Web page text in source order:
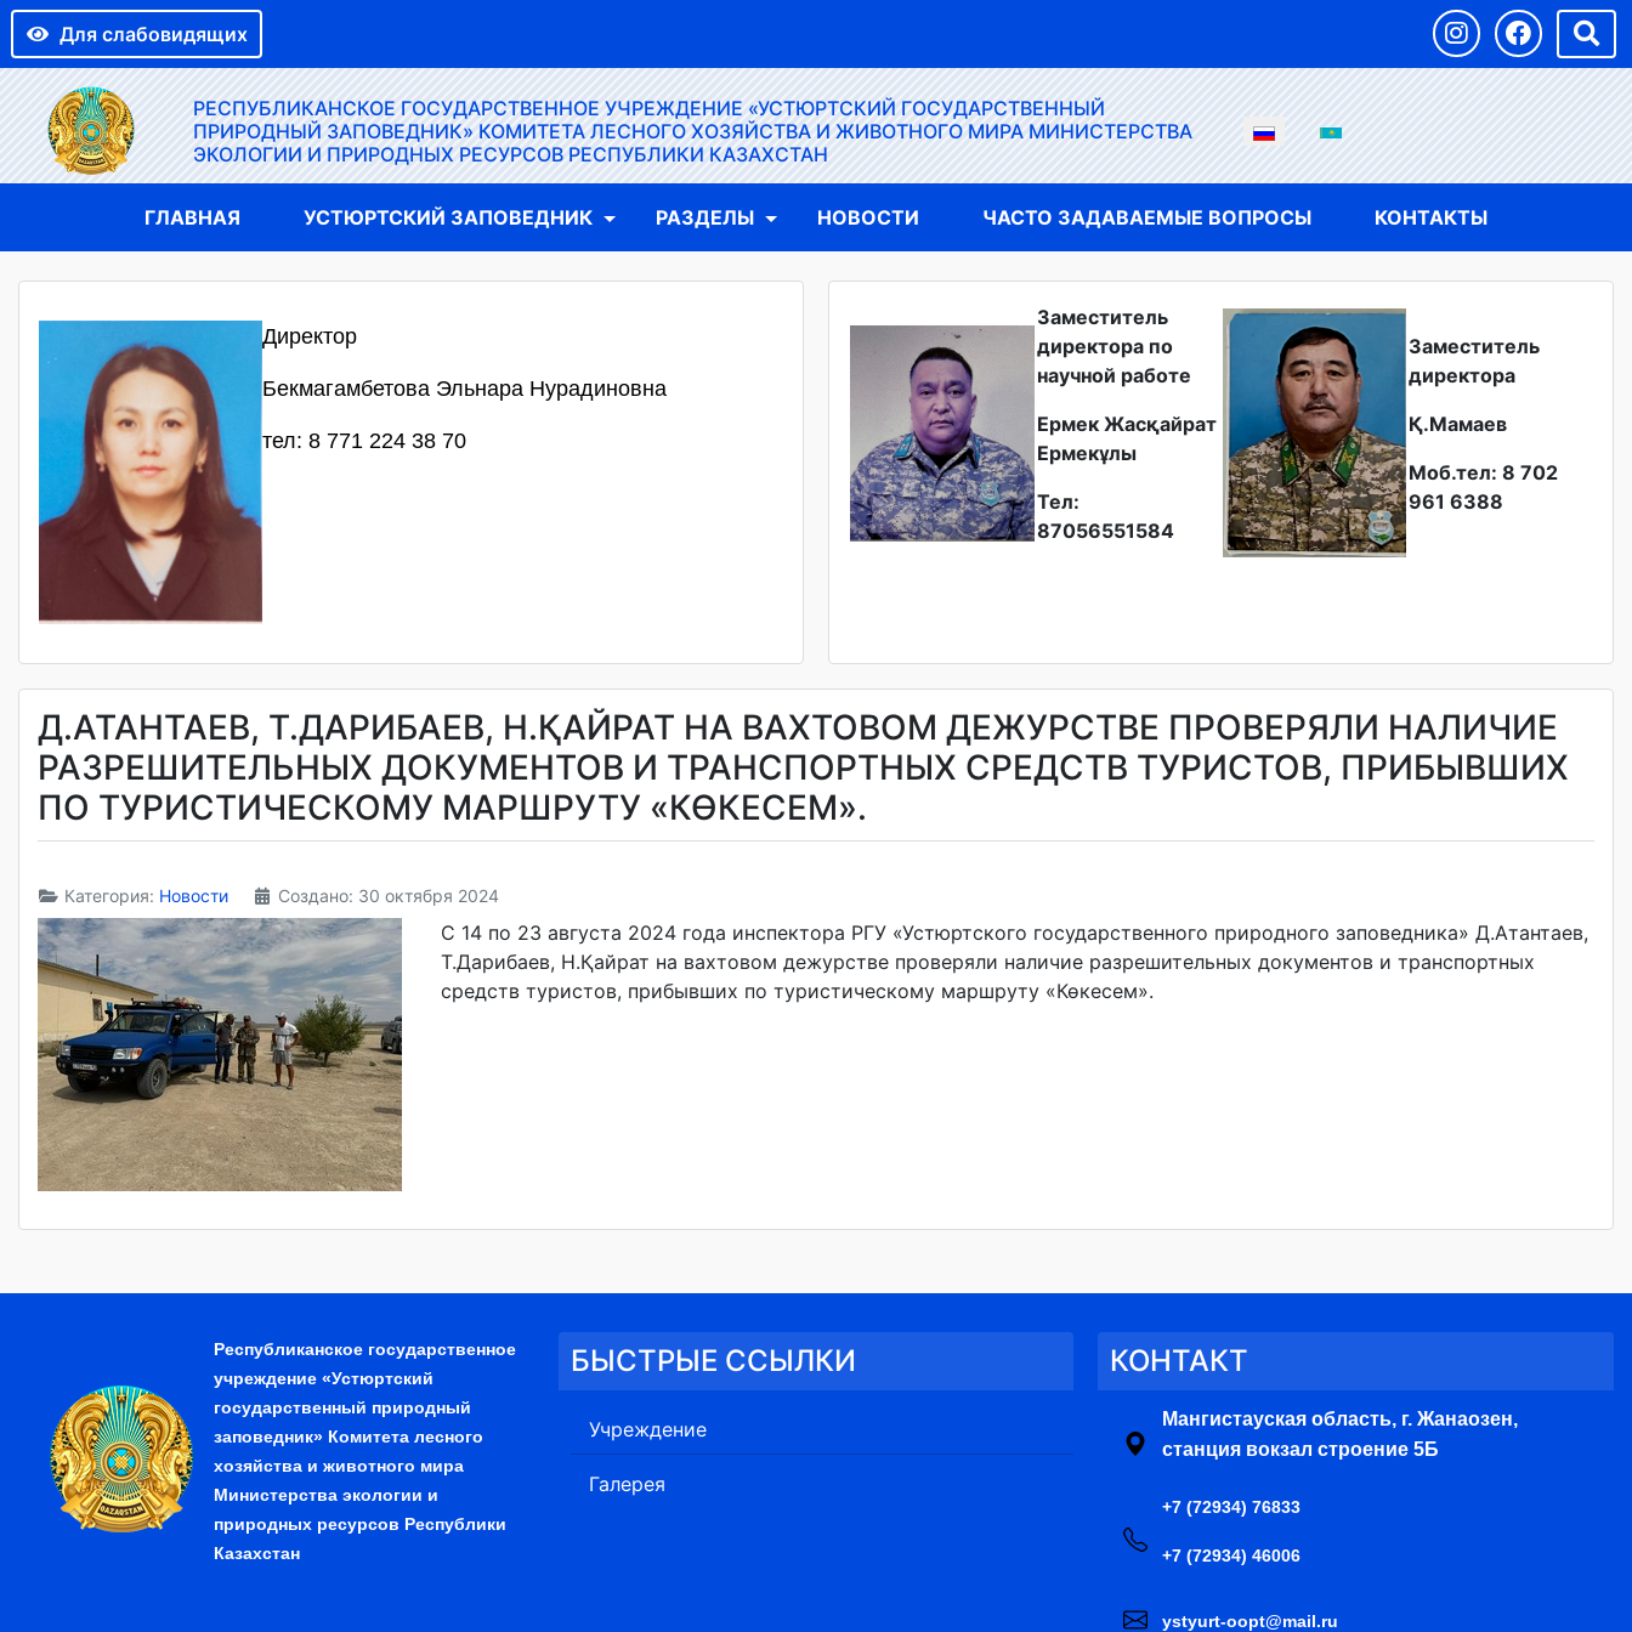
Для слабовидящих
РЕСПУБЛИКАНСКОЕ ГОСУДАРСТВЕННОЕ УЧРЕЖДЕНИЕ «УСТЮРТСКИЙ ГОСУДАРСТВЕННЫЙ
ПРИРОДНЫЙ ЗАПОВЕДНИК» КОМИТЕТА ЛЕСНОГО ХОЗЯЙСТВА И ЖИВОТНОГО МИРА МИНИСТЕРСТВА
ЭКОЛОГИИ И ПРИРОДНЫХ РЕСУРСОВ РЕСПУБЛИКИ КАЗАХСТАН
ГЛАВНАЯ УСТЮРТСКИЙ ЗАПОВЕДНИК РАЗДЕЛЫ НОВОСТИ ЧАСТО ЗАДАВАЕМЫЕ ВОПРОСЫ КОНТАКТЫ
Директор
Бекмагамбетова Эльнара Нурадиновна
тел: 8 771 224 38 70
Заместитель
директора по
научной работе
Ермек Жасқайрат
Ермекұлы
Тел:
87056551584
Заместитель
директора
Қ.Мамаев
Моб.тел: 8 702
961 6388
Д.АТАНТАЕВ, Т.ДАРИБАЕВ, Н.ҚАЙРАТ НА ВАХТОВОМ ДЕЖУРСТВЕ ПРОВЕРЯЛИ НАЛИЧИЕ
РАЗРЕШИТЕЛЬНЫХ ДОКУМЕНТОВ И ТРАНСПОРТНЫХ СРЕДСТВ ТУРИСТОВ, ПРИБЫВШИХ
ПО ТУРИСТИЧЕСКОМУ МАРШРУТУ «КӨКЕСЕМ».
Категория: Новости Создано: 30 октября 2024
С 14 по 23 августа 2024 года инспектора РГУ «Устюртского государственного природного заповедника» Д.Атантаев,
Т.Дарибаев, Н.Қайрат на вахтовом дежурстве проверяли наличие разрешительных документов и транспортных
средств туристов, прибывших по туристическому маршруту «Көкесем».
Республиканское государственное
учреждение «Устюртский
государственный природный
заповедник» Комитета лесного
хозяйства и животного мира
Министерства экологии и
природных ресурсов Республики
Казахстан
БЫСТРЫЕ ССЫЛКИ
Учреждение
Галерея
КОНТАКТ
Мангистауская область, г. Жанаозен,
станция вокзал строение 5Б
+7 (72934) 76833
+7 (72934) 46006
ystyurt-oopt@mail.ru